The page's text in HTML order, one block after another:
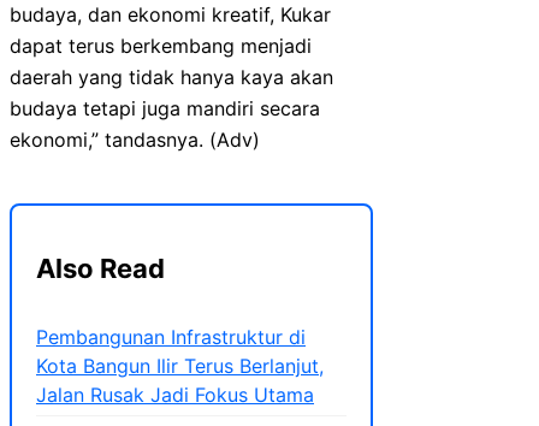
budaya, dan ekonomi kreatif, Kukar
dapat terus berkembang menjadi
daerah yang tidak hanya kaya akan
budaya tetapi juga mandiri secara
ekonomi,” tandasnya. (Adv)
Also Read
Pembangunan Infrastruktur di
Kota Bangun Ilir Terus Berlanjut,
Jalan Rusak Jadi Fokus Utama